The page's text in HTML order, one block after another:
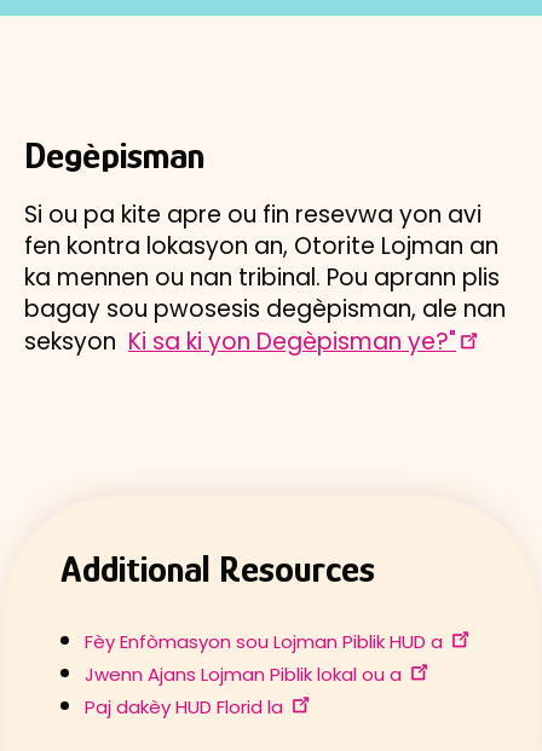
Degèpisman
Si ou pa kite apre ou fin resevwa yon avi
fen kontra lokasyon an, Otorite Lojman an
ka mennen ou nan tribinal. Pou aprann plis
bagay sou pwosesis degèpisman, ale nan
seksyon Ki sa ki yon Degèpisman ye?"
Additional Resources
Fèy Enfòmasyon sou Lojman Piblik HUD a
Jwenn Ajans Lojman Piblik lokal ou a
Paj dakèy HUD Florid la